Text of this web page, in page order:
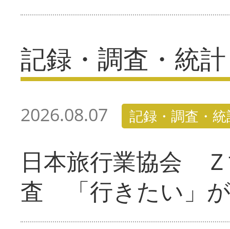
記録・調査・統計
2026.08.07 記録・調査・
日本旅行業協会
査 「行きたい」